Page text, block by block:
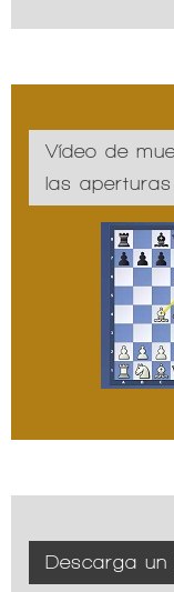
Vídeo de
las aperturas
Descarga